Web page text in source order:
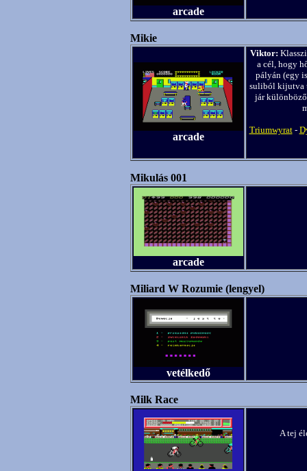
arcade
Mikie
arcade
Viktor:
a cél, hogy
pályán (egy
suliból kijutva
jár
Triumwyrat-
Mikulás 001
arcade
Miliard W Rozumie (lengyel)
vetélkedő
Milk Race
A tej